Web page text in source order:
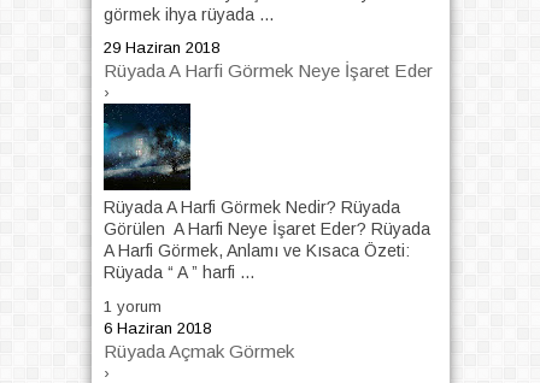
görmek ihya rüyada ...
29 Haziran 2018
Rüyada A Harfi Görmek Neye İşaret Eder
›
Rüyada A Harfi Görmek Nedir? Rüyada
Görülen A Harfi Neye İşaret Eder? Rüyada
A Harfi Görmek, Anlamı ve Kısaca Özeti:
Rüyada “ A ” harfi ...
1 yorum
6 Haziran 2018
Rüyada Açmak Görmek
›